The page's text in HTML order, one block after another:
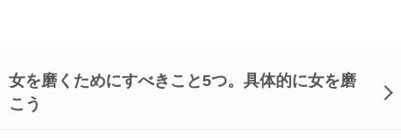
女を磨くためにすべきこと5つ。具体的に女を磨
こう